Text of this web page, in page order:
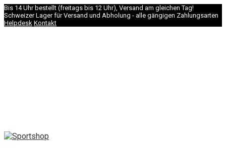
Bis 14 Uhr bestellt (freitags bis 12 Uhr), Versand am gleichen Tag!
Schweizer Lager für Versand und Abholung - alle gängigen Zahlungsarten
Helpdesk Kontakt